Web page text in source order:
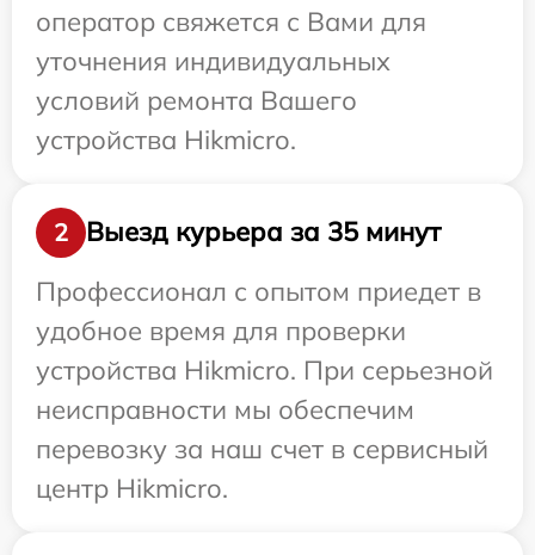
оператор свяжется с Вами для
уточнения индивидуальных
условий ремонта Вашего
устройства Hikmicro.
2
Выезд курьера за 35 минут
Профессионал с опытом приедет в
удобное время для проверки
устройства Hikmicro. При серьезной
неисправности мы обеспечим
перевозку за наш счет в сервисный
центр Hikmicro.